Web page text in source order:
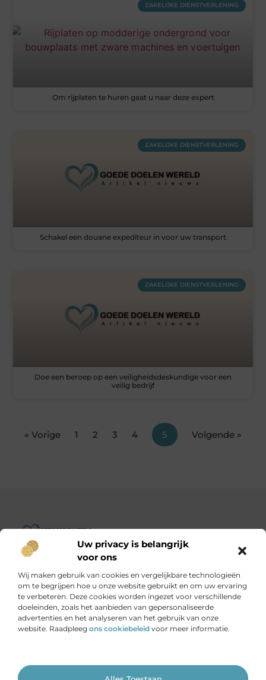
Uw privacy is belangrijk
voor ons
Wij maken gebruik van cookies en vergelijkbare technologieën
om te begrijpen hoe u onze website gebruikt en om uw ervaring
te verbeteren. Deze cookies worden ingezet voor verschillende
doeleinden, zoals het aanbieden van gepersonaliseerde
advertenties en het analyseren van het gebruik van onze
website. Raadpleeg ons cookiebeleid voor meer informatie.
Ga Naar
ZAKELIJKE DIENSTVERLENING
Om rijplaten te huren gaat u naar deze expert
ZAKELIJKE DIENSTVERLENING
Schakel een douane expediteur in voor uw transport
ZAKELIJKE DIENSTVERLENING
Doe een beroep op een veiligheidsdeskundige voor een
veilig bedrijf
« Vorige 1 2 3 4 5 Volgende »
Goededoelenwereld.nl – Verhalen die inspireren, impact die
Ontdek een diverse verzameling blogs en artikelen over
initiatieven die de wereld een stukje beter maken.
Onze informatie